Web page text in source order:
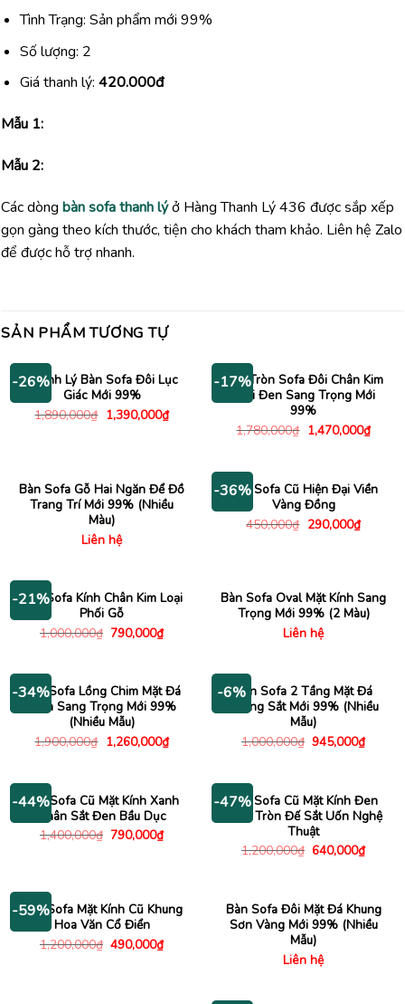
Tình Trạng: Sản phẩm mới 99%
Số lượng: 2
Giá thanh lý: 420.000đ
Mẫu 1:
Mẫu 2:
Các dòng bàn sofa thanh lýở Hàng Thanh Lý 436 được sắp xếp
gọn gàng theo kích thước, tiện cho khách tham khảo. Liên hệ Zalo
để được hỗ trợ nhanh.
SẢN PHẨM TƯƠNG TỰ
-26%
Thanh Lý Bàn Sofa Đôi Lục
Giác Mới 99%
1,890,000₫ Giá
gốc
1,390,000₫Giá
hiện
-17%
Bàn Tròn Sofa Đôi Chân Kim
Loại Đen Sang Trọng Mới
99%
1,780,000₫ Giá
gốc
1,470,000₫Giá
hiện
Bàn Sofa Gỗ Hai Ngăn Để Đồ
Trang Trí Mới 99% (Nhiều
Màu)
Liên hệ
-36%
Bàn Sofa Cũ Hiện Đại Viền
Vàng Đồng
450,000₫ Giá
290,000₫Giá
hiện
-21%
Bàn Sofa Kính Chân Kim Loại
Phối Gỗ
1,000,000₫ Giá
790,000₫Giá
hiện
790,000₫.
Bàn Sofa Oval Mặt Kính Sang
Trọng Mới 99% (2 Màu)
Liên hệ
-34%
Bàn Sofa Lồng Chim Mặt Đá
Tròn Sang Trọng Mới 99%
(Nhiều Mẫu)
1,900,000₫ Giá
gốc
1,260,000₫Giá
hiện
1,260,000₫.
-6%Bàn Sofa 2 Tầng Mặt Đá
Khung Sắt Mới 99% (Nhiều
Mẫu)
1,000,000₫ Giá
945,000₫Giá
hiện
-44%
Bàn Sofa Cũ Mặt Kính Xanh
Chân Sắt Đen Bầu Dục
1,400,000₫ Giá
790,000₫Giá
hiện
-47%
Bàn Sofa Cũ Mặt Kính Đen
Hình Tròn Đế Sắt Uốn Nghệ
Thuật
1,200,000₫ Giá
640,000₫Giá
hiện
-59%
Bàn Sofa Mặt Kính Cũ Khung
Hoa Văn Cổ Điển
1,200,000₫ Giá
490,000₫Giá
hiện
Bàn Sofa Đôi Mặt Đá Khung
Sơn Vàng Mới 99% (Nhiều
Mẫu)
Liên hệ